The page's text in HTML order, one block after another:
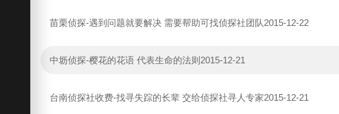
苗栗侦探-遇到问题就要解决 需要帮助可找侦探社团队2015-12-22
中坜侦探-樱花的花语 代表生命的法则2015-12-21
台南侦探社收费-找寻失踪的长辈 交给侦探社寻人专家2015-12-21